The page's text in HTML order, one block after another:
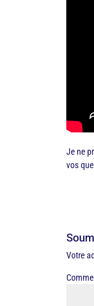
Je ne
vos
Votre